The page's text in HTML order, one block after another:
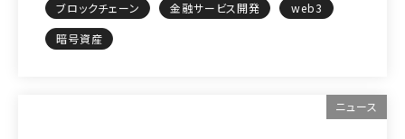
ブロックチェーン
金融サービス開発
web3
暗号資産
ニュース